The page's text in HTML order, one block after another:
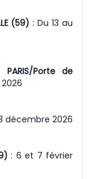
(59): Du 13 au
Porte de
décembre 2026
: 6 et 7 février